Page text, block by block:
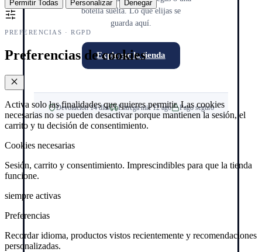
botella suelta. Lo que elijas se
guarda aquí.
Explorar la tienda
Devolución 14 días Entrega mié 12 ago Pago seguro
Permitir Todas Personalizar Denegar
PREFERENCIAS · RGPD
Preferencias de cookies
Activa solo las finalidades que quieres permitir. Las cookies
necesarias no se pueden desactivar porque mantienen la sesión, el
carrito y tu decisión de consentimiento.
Cookies necesarias
Sesión, carrito y consentimiento. Imprescindibles para que la tienda
funcione.
siempre activas
Preferencias
Recordar idioma, productos vistos recientemente y recomendaciones
personalizadas.